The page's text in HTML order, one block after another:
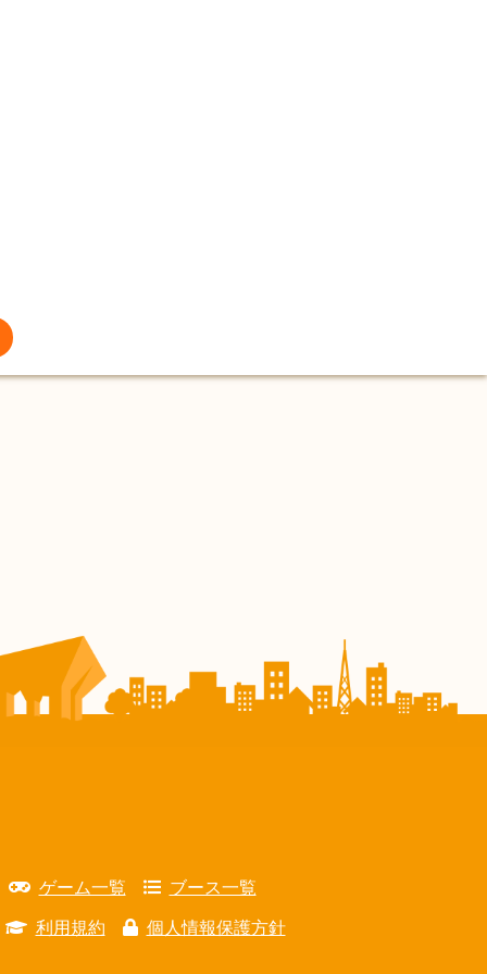
ゲーム一覧 ブース一覧
利用規約 個人情報保護方針